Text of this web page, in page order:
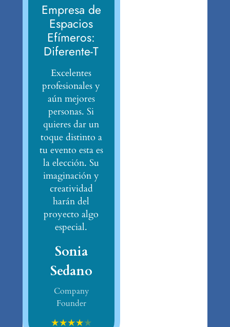
Empresa de
Espacios
Efímeros:
Diferente-T
Excelentes
profesionales y
aún mejores
personas. Si
quieres dar un
toque distinto a
tu evento esta es
la elección. Su
imaginación y
creatividad
harán del
proyecto algo
especial.
Sonia
Sedano
Company
Founder
★★★★★